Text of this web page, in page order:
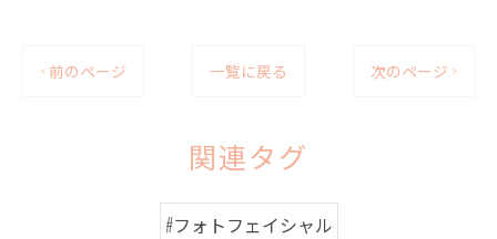
< 前のページ 一覧に戻る 次のページ >
関連タグ
#フォトフェイシャル